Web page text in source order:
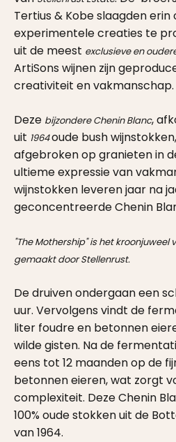
Tertius & Kobe slaagden
experimentele creaties te
uit de meest exclusieve en
ArtiSons wijnen zijn
creativiteit en vakmanschap.
Deze bijzondere Chenin Blanc,
uit 1964oude bush
afgebroken op granieten in
ultieme expressie van
wijnstokken leveren jaar na
geconcentreerde Chenin
"The Mothership" is het
gemaakt door Stellenrust.
De druiven ondergaan een
uur. Vervolgens vindt de
liter foudre en betonnen
wilde gisten. Na de
eens tot 12 maanden op de
betonnen eieren, wat zorgt
complexiteit. Deze Chenin
100% oude stokken uit de
van 1964.